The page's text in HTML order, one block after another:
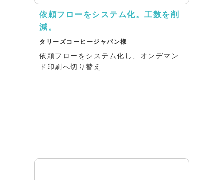
依頼フローをシステム化。工数を削
減。
タリーズコーヒージャパン様
依頼フローをシステム化し、オンデマン
ド印刷へ切り替え